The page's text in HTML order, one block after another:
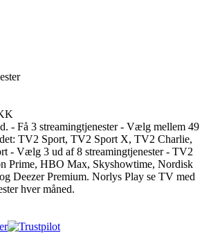
- Få 3 streamingtjenester - Vælg mellem 49
TV2 Sport, TV2 Sport X, TV2 Charlie,
- Vælg 3 ud af 8 streamingtjenester - TV2
Prime, HBO Max, Skyshowtime, Nordisk
Deezer Premium. Norlys Play se TV med
hver måned.